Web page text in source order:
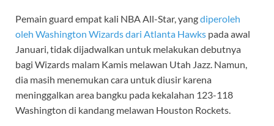
Pemain guard empat kali NBA All-Star, yangdiperoleh
oleh Washington Wizards dari Atlanta Hawks pada awal
Januari, tidak dijadwalkan untuk melakukan debutnya
bagi Wizards malam Kamis melawan Utah Jazz. Namun,
dia masih menemukan cara untuk diusir karena
meninggalkan area bangku pada kekalahan 123-118
Washington di kandang melawan Houston Rockets.